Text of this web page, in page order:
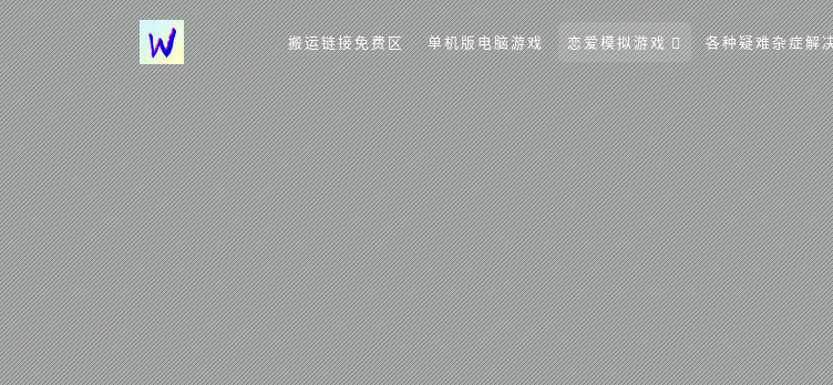
搬运链接免费区 单机版电脑游戏 恋爱模拟游戏 各种疑难杂症解